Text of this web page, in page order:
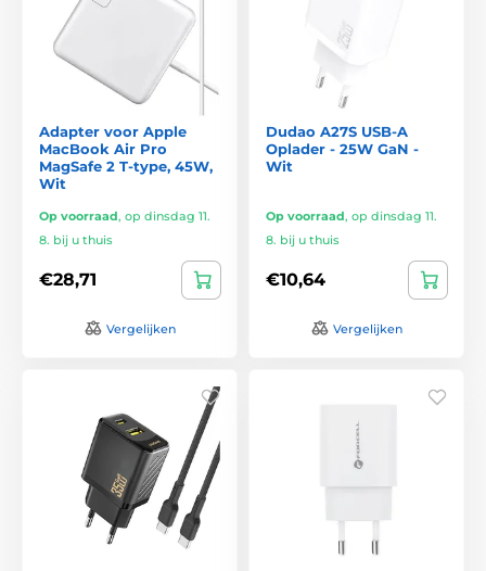
Adapter voor Apple
MacBook Air Pro
MagSafe 2 T-type, 45W,
Wit
Op voorraad, op dinsdag 11.
8. bij u thuis
€28,71
Vergelijken
Dudao A27S USB-A
Oplader - 25W GaN -
Wit
Op voorraad, op dinsdag 11.
8. bij u thuis
€10,64
Vergelijken